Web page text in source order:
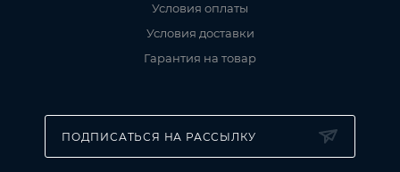
Условия оплаты
Условия доставки
Гарантия на товар
ПОДПИСАТЬСЯ НА РАССЫЛКУ